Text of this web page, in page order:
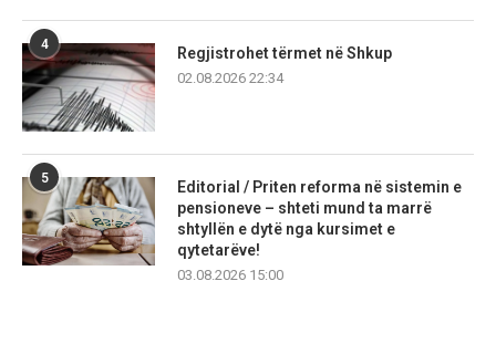
4
Regjistrohet tërmet në Shkup
02.08.2026 22:34
5
Editorial / Priten reforma në sistemin e
pensioneve – shteti mund ta marrë
shtyllën e dytë nga kursimet e
qytetarëve!
03.08.2026 15:00